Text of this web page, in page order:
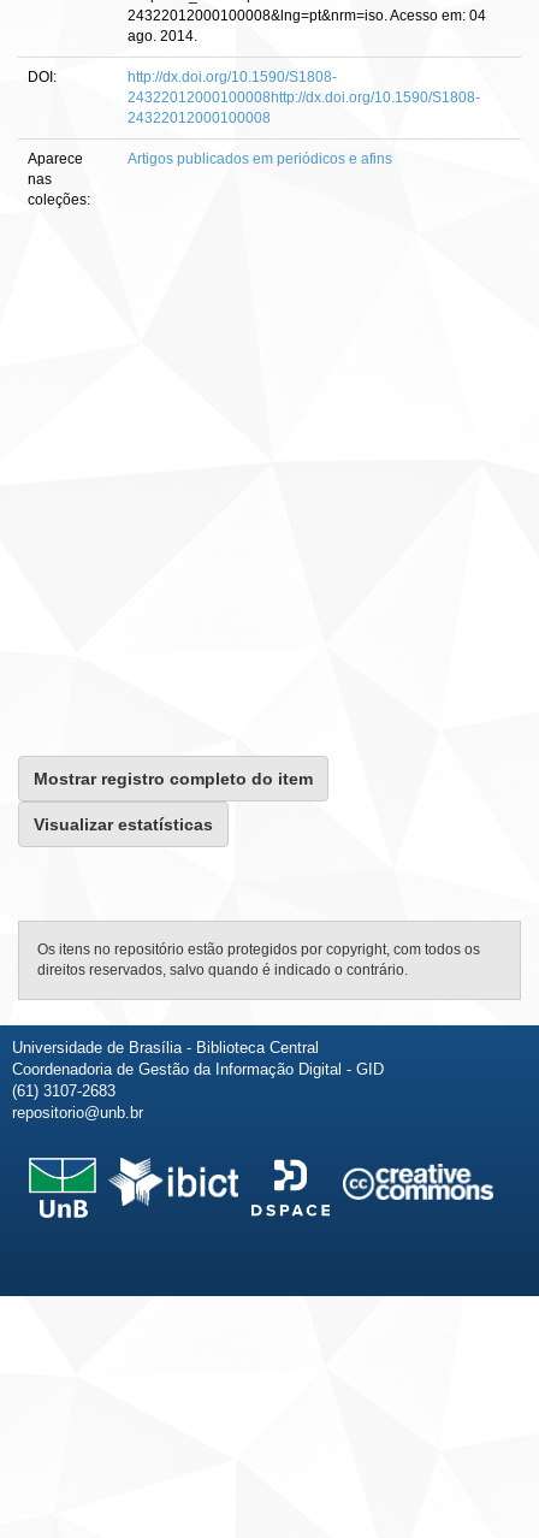
24322012000100008&lng=pt&nrm=iso. Acesso em: 04
ago. 2014.
DOI:
http://dx.doi.org/10.1590/S1808-
24322012000100008http://dx.doi.org/10.1590/S1808-
24322012000100008
Aparece
nas
coleções:
Artigos publicados em periódicos e afins
Mostrar registro completo do item
Visualizar estatísticas
Os itens no repositório estão protegidos por copyright, com todos os
direitos reservados, salvo quando é indicado o contrário.
Universidade de Brasília - Biblioteca Central
Coordenadoria de Gestão da Informação Digital - GID
(61) 3107-2683
repositorio@unb.br